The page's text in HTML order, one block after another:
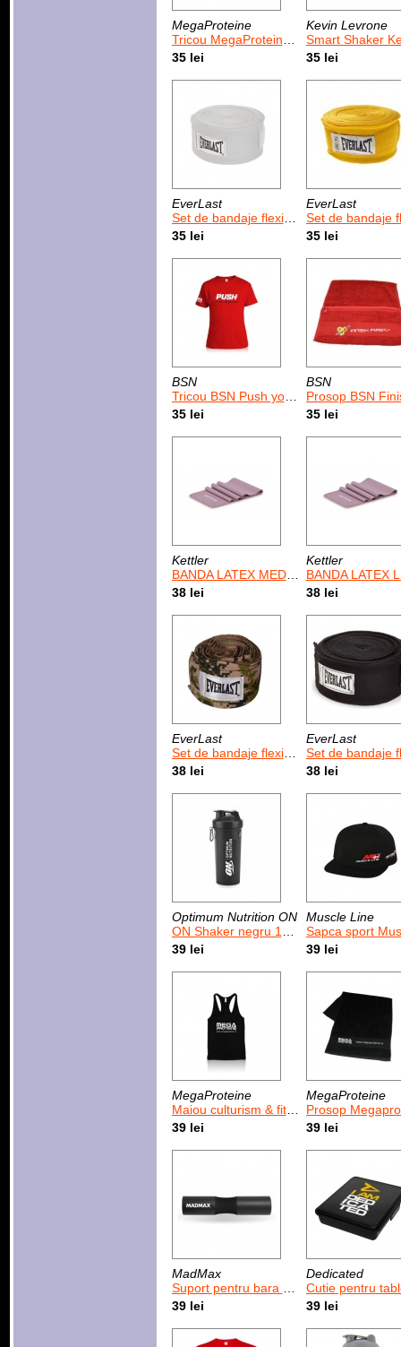
MegaProteine
Tricou MegaProteine Lifter Alb - Rosu
35 lei
Kevin Levrone
Smart Shaker Kevin Levrone
35 lei
EverLast
Set de bandaje flexibile EverLast Pro Style Natural 120 inchi
35 lei
EverLast
Set de bandaje flexibile EverLast Pro Style
35 lei
BSN
Tricou BSN Push your limits Rosu
35 lei
BSN
Prosop BSN Finish First
35 lei
Kettler
BANDA LATEX MEDIUM
38 lei
Kettler
BANDA LATEX
38 lei
EverLast
Set de bandaje flexibile EverLast Pro Style Camo 180 inchi
38 lei
EverLast
Set de bandaje flexibile EverLast Pro Style
38 lei
Optimum Nutrition ON
ON Shaker negru 1000 ml
39 lei
Muscle Line
Sapca sport Muscle
39 lei
MegaProteine
Maiou culturism & fitness negru
39 lei
MegaProteine
Prosop Megaproteine negru 50
39 lei
MadMax
Suport pentru bara MadMax Barbell Pad Black (MFA-301)
39 lei
Dedicated
Cutie pentru tablete si capsule I am
39 lei